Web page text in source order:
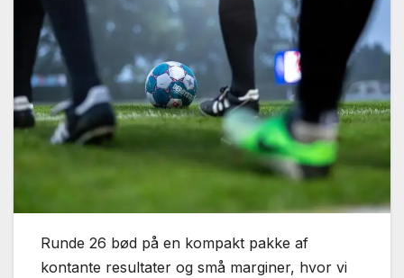
Runde 26 bød på en kompakt pakke af
kontante resultater og små marginer, hvor vi